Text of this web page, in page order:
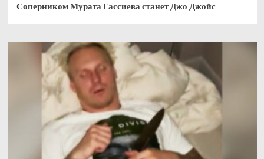
Соперником Мурата Гассиева станет Джо Джойс